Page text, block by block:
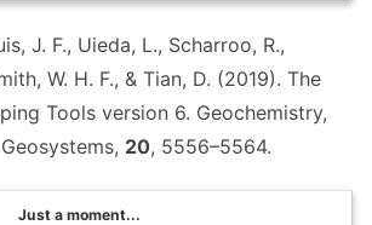
J. F., Uieda, L., Scharroo, R.,
W. H. F., & Tian, D. (2019). The
Tools version 6. Geochemistry,
20, 5556–5564.
Just a moment...